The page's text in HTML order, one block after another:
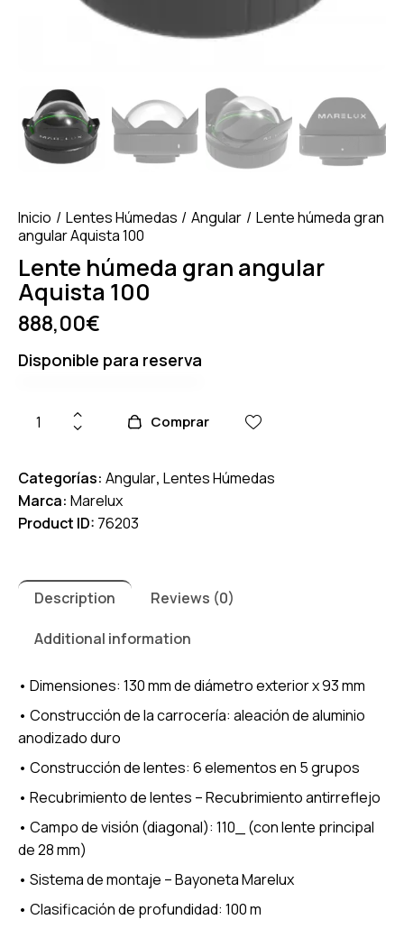
Inicio Lentes Húmedas Angular
Lente húmeda gran
angular Aquista 100
Lente húmeda gran angular
Aquista 100
888,00€
Disponible para reserva
Comprar
Categorías: Angular, Lentes Húmedas
Marca: Marelux
Product ID: 76203
Description Reviews (0)
Additional information
• Dimensiones: 130 mm de diámetro exterior x 93 mm
• Construcción de la carrocería: aleación de aluminio
anodizado duro
• Construcción de lentes: 6 elementos en 5 grupos
• Recubrimiento de lentes – Recubrimiento antirreflejo
• Campo de visión (diagonal): 110_ (con lente principal
de 28 mm)
• Sistema de montaje – Bayoneta Marelux
• Clasificación de profundidad: 100 m